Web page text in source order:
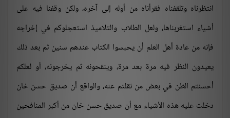
انتظرناه وتلقفناه فقرأناه من أوله إلى آخره، ولكن وقفنا فيه على
أشياء استغربناها، ولعل الطلاب والتلاميذ استعجلوكم في إخراجه
فإنه من عادة أهل العلم أن يحبسوا الكتاب عندهم سنين ثم بعد ذلك
يعيدون النظر فيه مرة بعد مرة، وينقحونه ثم يخرجونه، أو لعلكم
أحسنتم الظن في بعض من نقلتم عنه، والواقع أن صديق حسن خان
دخلت عليه هذه الأشياء مع أن صديق حسن خان من أكبر المنافحين